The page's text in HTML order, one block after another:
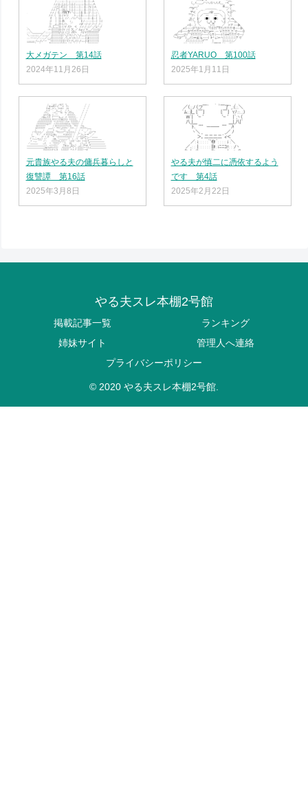
大メガテン 第14話
2024年11月26日
忍者YARUO 第100話
2025年1月11日
元貴族やる夫の傭兵暮らしと
復讐譚 第16話
2025年3月8日
やる夫が慎二に憑依するよう
です 第4話
2025年2月22日
やる夫スレ本棚2号館
掲載記事一覧
ランキング
姉妹サイト
管理人へ連絡
プライバシーポリシー
© 2020 やる夫スレ本棚2号館.